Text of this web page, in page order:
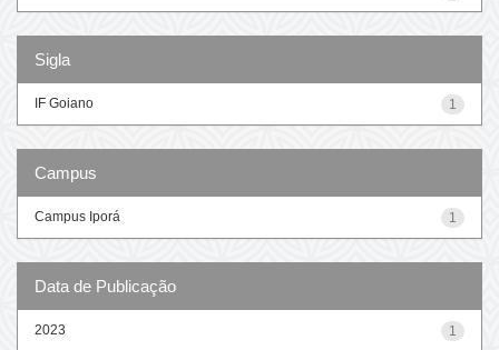
Sigla
1
IF Goiano
Campus
1
Campus Iporá
Data de Publicação
1
2023